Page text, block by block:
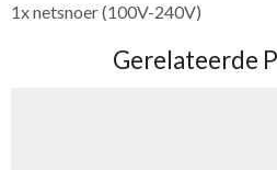
1x netsnoer (100V-240V)
Gerelateerde